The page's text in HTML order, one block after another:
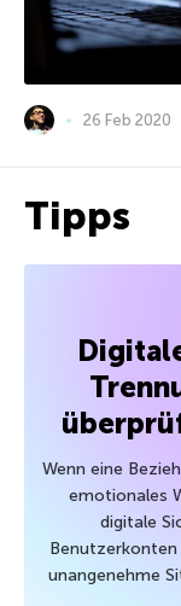
26 Feb 2020
Tipps
Wenn eine
emotionales
digitale
unangenehme